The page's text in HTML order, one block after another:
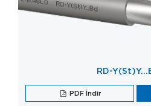
RD-
PDF İndir